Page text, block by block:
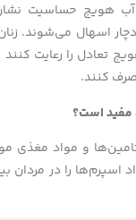
آب هویج حساسیت
اسهال می‌شوند. زنان
تعادل را رعایت
کنند.
مفید است؟
و مواد مغذی
اسپرم‌ها را در مردان